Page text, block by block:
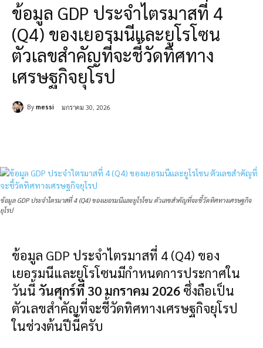
ข้อมูล GDP ประจำไตรมาสที่ 4
(Q4) ของเยอรมนีและยูโรโซน
ตัวเลขสำคัญที่จะชี้วัดทิศทาง
เศรษฐกิจยุโรป
By messi มกราคม 30, 2026
ข้อมูล GDP ประจำไตรมาสที่ 4 (Q4) ของเยอรมนีและยูโรโซน ตัวเลขสำคัญที่จะชี้วัดทิศทางเศรษฐกิจ
ยุโรป
ข้อมูล GDP ประจำไตรมาสที่ 4 (Q4) ของ
เยอรมนีและยูโรโซนมีกำหนดการประกาศใน
วันนี้ วันศุกร์ที่ 30 มกราคม 2026 ซึ่งถือเป็น
ตัวเลขสำคัญที่จะชี้วัดทิศทางเศรษฐกิจยุโรป
ในช่วงต้นปีนี้ครับ